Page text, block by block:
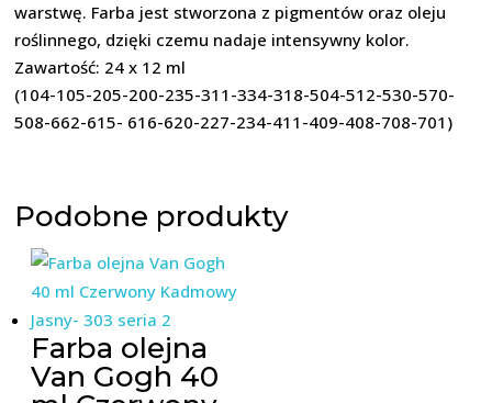
warstwę. Farba jest stworzona z pigmentów oraz oleju
roślinnego, dzięki czemu nadaje intensywny kolor.
Zawartość: 24 x 12 ml
(104-105-205-200-235-311-334-318-504-512-530-570-
508-662-615- 616-620-227-234-411-409-408-708-701)
Podobne produkty
Farba olejna
Van Gogh 40